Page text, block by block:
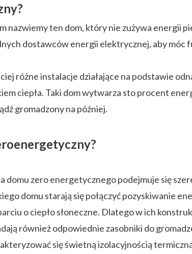
nazwiemy ten dom, który nie zużywa energii
dostawców energii elektrycznej, aby móc
różne instalacje działające na podstawie
ciepła. Taki dom wytwarza sto procent
gromadzony na później.
domu zero energetycznego podejmuje się
domu starają się połączyć pozyskiwanie
o ciepło słoneczne. Dlatego w ich
również odpowiednie zasobniki do
się świetną izolacyjnością